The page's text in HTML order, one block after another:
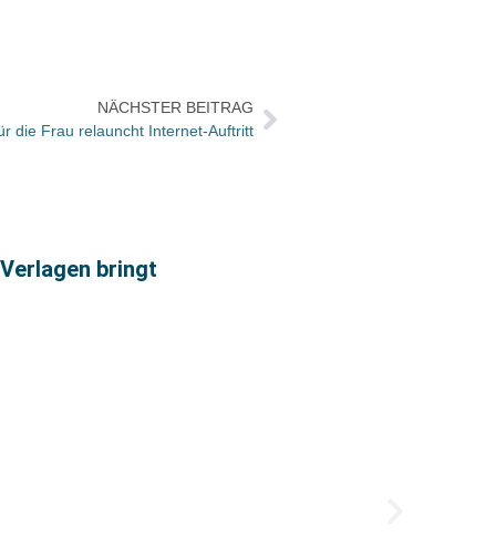
NÄCHSTER BEITRAG
die Frau relauncht Internet-Auftritt
bringt